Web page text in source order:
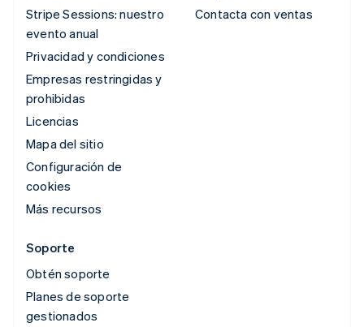
Stripe Sessions: nuestro
evento anual
Privacidad y condiciones
Empresas restringidas y
prohibidas
Licencias
Mapa del sitio
Configuración de
cookies
Más recursos
Contacta con ventas
Soporte
Obtén soporte
Planes de soporte
gestionados